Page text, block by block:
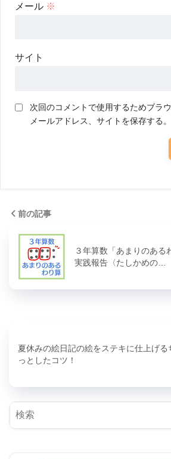
メール ※
サイト
次回のコメントで使用するためブラ
メールアドレス、サイトを保存する。
前の記事
３年算数「あまりのある
実践報告〈たしかめの…
夏休みの絵日記の絵をステキに仕上げる
っとしたコツ！